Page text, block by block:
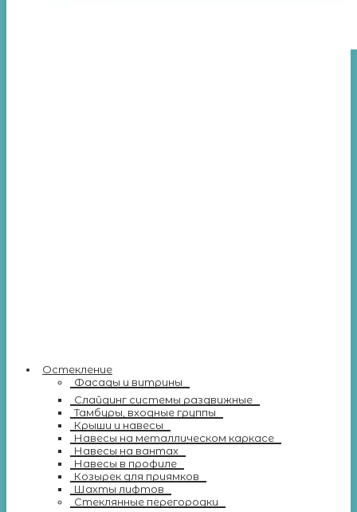
Остекление
Фасады и витрины
Слайдинг системы раздвижные
Тамбуры, входные группы
Крыши и навесы
Навесы на металлическом каркасе
Навесы на вантах
Навесы в профиле
Козырек для приямков
Шахты лифтов
Стеклянные перегородки